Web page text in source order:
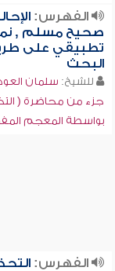
الفهرس:
صحيح مسلم ,
تطبيقي على
البحث
للشيخ: سلمان
جزء من محاضرة (
بواسطة المعجم
الفهرس: